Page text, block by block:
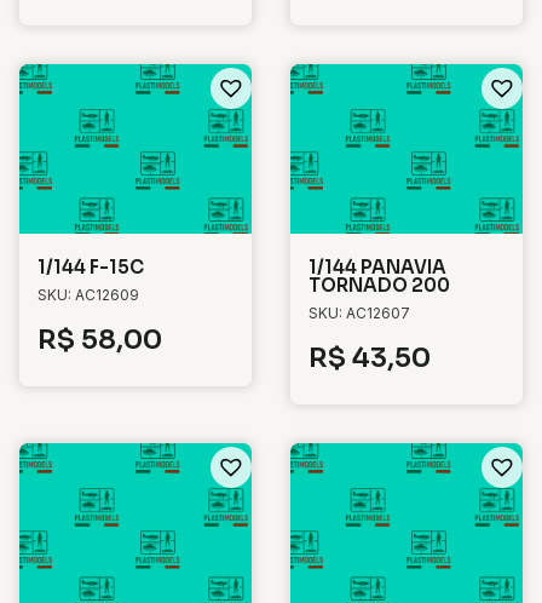
1/144 F-15C
SKU: AC12609
R$ 58,00
1/144 PANAVIA
TORNADO 200
SKU: AC12607
R$ 43,50